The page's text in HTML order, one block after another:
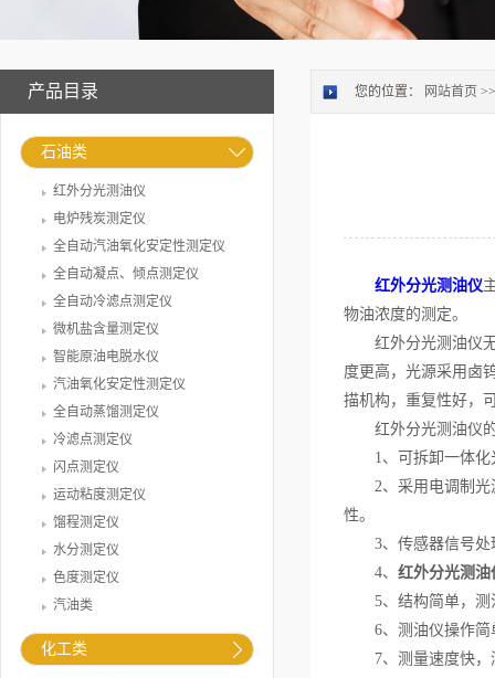
产品目录
石油类
红外分光测油仪
电炉残炭测定仪
全自动汽油氧化安定性测定仪
全自动凝点、倾点测定仪
全自动冷滤点测定仪
微机盐含量测定仪
智能原油电脱水仪
汽油氧化安定性测定仪
全自动蒸馏测定仪
冷滤点测定仪
闪点测定仪
运动粘度测定仪
馏程测定仪
水分测定仪
色度测定仪
汽油类
化工类
您的位置： 网站首页
红外分光测油仪
物油浓度的测定。
红外分光测油仪无
度更高，光源采用卤
描机构，重复性好，
红外分光测油仪的
1、可拆卸一体化光
2、采用电调制光源
性。
3、传感器信号处
4、 红外分光测油
5、结构简单，测油
6、测油仪操作简
7、测量速度快，